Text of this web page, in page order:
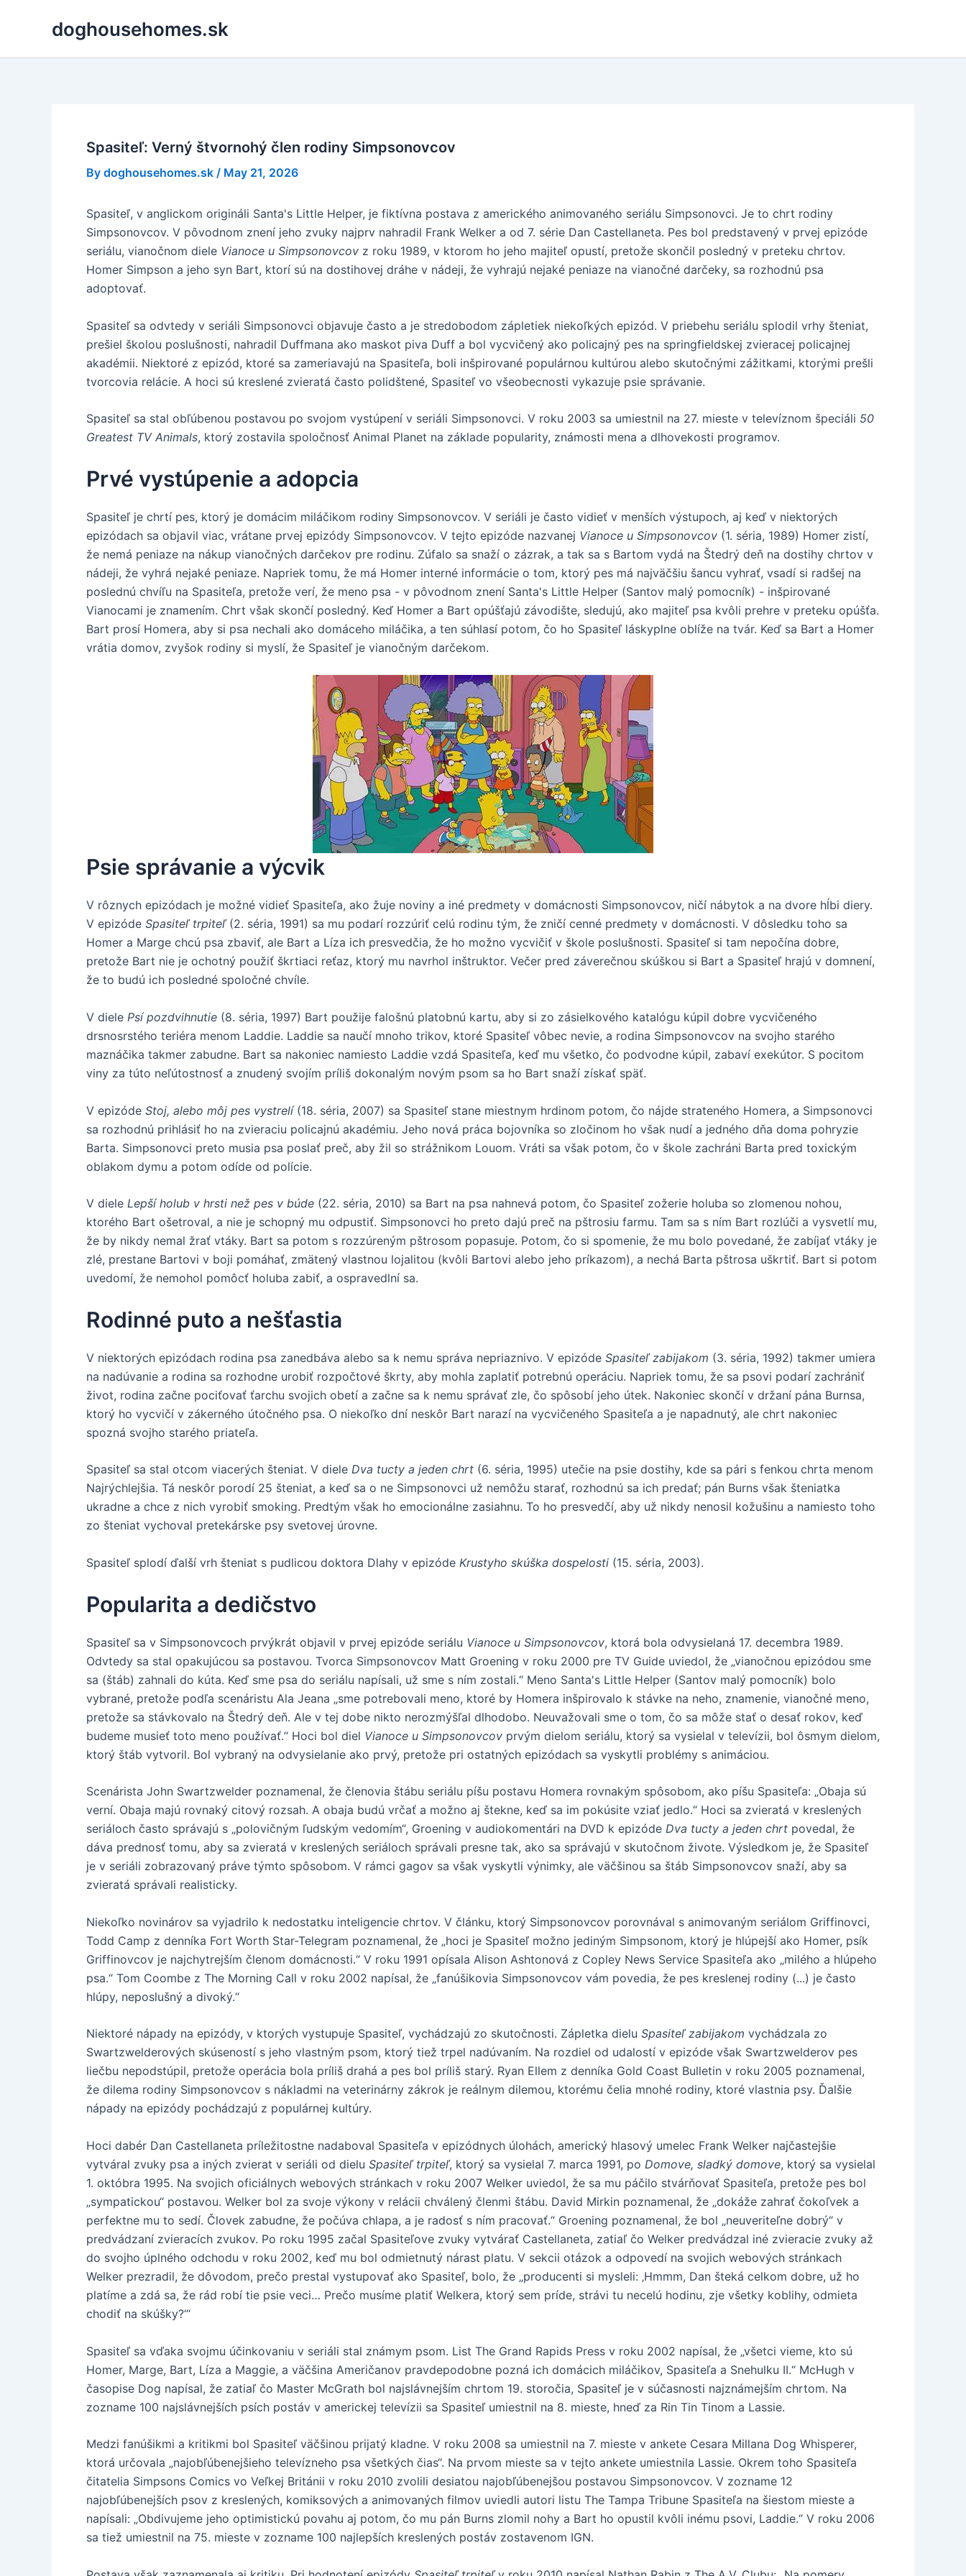
doghousehomes.sk
Spasiteľ: Verný štvornohý člen rodiny Simpsonovcov
By doghousehomes.sk / May 21, 2026
Spasiteľ, v anglickom origináli Santa's Little Helper, je fiktívna postava z amerického animovaného seriálu Simpsonovci. Je to chrt rodiny
Simpsonovcov. V pôvodnom znení jeho zvuky najprv nahradil Frank Welker a od 7. série Dan Castellaneta. Pes bol predstavený v prvej epizóde
seriálu, vianočnom diele Vianoce u Simpsonovcov z roku 1989, v ktorom ho jeho majiteľ opustí, pretože skončil posledný v preteku chrtov.
Homer Simpson a jeho syn Bart, ktorí sú na dostihovej dráhe v nádeji, že vyhrajú nejaké peniaze na vianočné darčeky, sa rozhodnú psa
adoptovať.
Spasiteľ sa odvtedy v seriáli Simpsonovci objavuje často a je stredobodom zápletiek niekoľkých epizód. V priebehu seriálu splodil vrhy šteniat,
prešiel školou poslušnosti, nahradil Duffmana ako maskot piva Duff a bol vycvičený ako policajný pes na springfieldskej zvieracej policajnej
akadémii. Niektoré z epizód, ktoré sa zameriavajú na Spasiteľa, boli inšpirované populárnou kultúrou alebo skutočnými zážitkami, ktorými prešli
tvorcovia relácie. A hoci sú kreslené zvieratá často polidštené, Spasiteľ vo všeobecnosti vykazuje psie správanie.
Spasiteľ sa stal obľúbenou postavou po svojom vystúpení v seriáli Simpsonovci. V roku 2003 sa umiestnil na 27. mieste v televíznom špeciáli 50
Greatest TV Animals, ktorý zostavila spoločnosť Animal Planet na základe popularity, známosti mena a dlhovekosti programov.
Prvé vystúpenie a adopcia
Spasiteľ je chrtí pes, ktorý je domácim miláčikom rodiny Simpsonovcov. V seriáli je často vidieť v menších výstupoch, aj keď v niektorých
epizódach sa objavil viac, vrátane prvej epizódy Simpsonovcov. V tejto epizóde nazvanej Vianoce u Simpsonovcov (1. séria, 1989) Homer zistí,
že nemá peniaze na nákup vianočných darčekov pre rodinu. Zúfalo sa snaží o zázrak, a tak sa s Bartom vydá na Štedrý deň na dostihy chrtov v
nádeji, že vyhrá nejaké peniaze. Napriek tomu, že má Homer interné informácie o tom, ktorý pes má najväčšiu šancu vyhrať, vsadí si radšej na
poslednú chvíľu na Spasiteľa, pretože verí, že meno psa - v pôvodnom znení Santa's Little Helper (Santov malý pomocník) - inšpirované
Vianocami je znamením. Chrt však skončí posledný. Keď Homer a Bart opúšťajú závodište, sledujú, ako majiteľ psa kvôli prehre v preteku opúšťa.
Bart prosí Homera, aby si psa nechali ako domáceho miláčika, a ten súhlasí potom, čo ho Spasiteľ láskyplne oblíže na tvár. Keď sa Bart a Homer
vrátia domov, zvyšok rodiny si myslí, že Spasiteľ je vianočným darčekom.
Psie správanie a výcvik
V rôznych epizódach je možné vidieť Spasiteľa, ako žuje noviny a iné predmety v domácnosti Simpsonovcov, ničí nábytok a na dvore hĺbi diery.
V epizóde Spasiteľ trpiteľ(2. séria, 1991) sa mu podarí rozzúriť celú rodinu tým, že zničí cenné predmety v domácnosti. V dôsledku toho sa
Homer a Marge chcú psa zbaviť, ale Bart a Líza ich presvedčia, že ho možno vycvičiť v škole poslušnosti. Spasiteľ si tam nepočína dobre,
pretože Bart nie je ochotný použiť škrtiaci reťaz, ktorý mu navrhol inštruktor. Večer pred záverečnou skúškou si Bart a Spasiteľ hrajú v domnení,
že to budú ich posledné spoločné chvíle.
V diele Psí pozdvihnutie (8. séria, 1997) Bart použije falošnú platobnú kartu, aby si zo zásielkového katalógu kúpil dobre vycvičeného
drsnosrstého teriéra menom Laddie. Laddie sa naučí mnoho trikov, ktoré Spasiteľ vôbec nevie, a rodina Simpsonovcov na svojho starého
maznáčika takmer zabudne. Bart sa nakoniec namiesto Laddie vzdá Spasiteľa, keď mu všetko, čo podvodne kúpil, zabaví exekútor. S pocitom
viny za túto neľútostnosť a znudený svojím príliš dokonalým novým psom sa ho Bart snaží získať späť.
V epizóde Stoj, alebo môj pes vystrelí(18. séria, 2007) sa Spasiteľ stane miestnym hrdinom potom, čo nájde strateného Homera, a Simpsonovci
sa rozhodnú prihlásiť ho na zvieraciu policajnú akadémiu. Jeho nová práca bojovníka so zločinom ho však nudí a jedného dňa doma pohryzie
Barta. Simpsonovci preto musia psa poslať preč, aby žil so strážnikom Louom. Vráti sa však potom, čo v škole zachráni Barta pred toxickým
oblakom dymu a potom odíde od polície.
V diele Lepší holub v hrsti než pes v búde (22. séria, 2010) sa Bart na psa nahnevá potom, čo Spasiteľ zožerie holuba so zlomenou nohou,
ktorého Bart ošetroval, a nie je schopný mu odpustiť. Simpsonovci ho preto dajú preč na pštrosiu farmu. Tam sa s ním Bart rozlúči a vysvetlí mu,
že by nikdy nemal žrať vtáky. Bart sa potom s rozzúreným pštrosom popasuje. Potom, čo si spomenie, že mu bolo povedané, že zabíjať vtáky je
zlé, prestane Bartovi v boji pomáhať, zmätený vlastnou lojalitou (kvôli Bartovi alebo jeho príkazom), a nechá Barta pštrosa uškrtiť. Bart si potom
uvedomí, že nemohol pomôcť holuba zabiť, a ospravedlní sa.
Rodinné puto a nešťastia
V niektorých epizódach rodina psa zanedbáva alebo sa k nemu správa nepriaznivo. V epizóde Spasiteľ zabijakom (3. séria, 1992) takmer umiera
na nadúvanie a rodina sa rozhodne urobiť rozpočtové škrty, aby mohla zaplatiť potrebnú operáciu. Napriek tomu, že sa psovi podarí zachrániť
život, rodina začne pociťovať ťarchu svojich obetí a začne sa k nemu správať zle, čo spôsobí jeho útek. Nakoniec skončí v držaní pána Burnsa,
ktorý ho vycvičí v zákerného útočného psa. O niekoľko dní neskôr Bart narazí na vycvičeného Spasiteľa a je napadnutý, ale chrt nakoniec
spozná svojho starého priateľa.
Spasiteľ sa stal otcom viacerých šteniat. V diele Dva tucty a jeden chrt (6. séria, 1995) utečie na psie dostihy, kde sa pári s fenkou chrta menom
Najrýchlejšia. Tá neskôr porodí 25 šteniat, a keď sa o ne Simpsonovci už nemôžu starať, rozhodnú sa ich predať; pán Burns však šteniatka
ukradne a chce z nich vyrobiť smoking. Predtým však ho emocionálne zasiahnu. To ho presvedčí, aby už nikdy nenosil kožušinu a namiesto toho
zo šteniat vychoval pretekárske psy svetovej úrovne.
Spasiteľ splodí ďalší vrh šteniat s pudlicou doktora Dlahy v epizóde Krustyho skúška dospelosti (15. séria, 2003).
Popularita a dedičstvo
Spasiteľ sa v Simpsonovcoch prvýkrát objavil v prvej epizóde seriálu Vianoce u Simpsonovcov, ktorá bola odvysielaná 17. decembra 1989.
Odvtedy sa stal opakujúcou sa postavou. Tvorca Simpsonovcov Matt Groening v roku 2000 pre TV Guide uviedol, že „vianočnou epizódou sme
sa (štáb) zahnali do kúta. Keď sme psa do seriálu napísali, už sme s ním zostali.“ Meno Santa's Little Helper (Santov malý pomocník) bolo
vybrané, pretože podľa scenáristu Ala Jeana „sme potrebovali meno, ktoré by Homera inšpirovalo k stávke na neho, znamenie, vianočné meno,
pretože sa stávkovalo na Štedrý deň. Ale v tej dobe nikto nerozmýšľal dlhodobo. Neuvažovali sme o tom, čo sa môže stať o desať rokov, keď
budeme musieť toto meno používať.“ Hoci bol diel Vianoce u Simpsonovcov prvým dielom seriálu, ktorý sa vysielal v televízii, bol ôsmym dielom,
ktorý štáb vytvoril. Bol vybraný na odvysielanie ako prvý, pretože pri ostatných epizódach sa vyskytli problémy s animáciou.
Scenárista John Swartzwelder poznamenal, že členovia štábu seriálu píšu postavu Homera rovnakým spôsobom, ako píšu Spasiteľa: „Obaja sú
verní. Obaja majú rovnaký citový rozsah. A obaja budú vrčať a možno aj štekne, keď sa im pokúsite vziať jedlo.“ Hoci sa zvieratá v kreslených
seriáloch často správajú s „polovičným ľudským vedomím“, Groening v audiokomentári na DVD k epizóde Dva tucty a jeden chrt povedal, že
dáva prednosť tomu, aby sa zvieratá v kreslených seriáloch správali presne tak, ako sa správajú v skutočnom živote. Výsledkom je, že Spasiteľ
je v seriáli zobrazovaný práve týmto spôsobom. V rámci gagov sa však vyskytli výnimky, ale väčšinou sa štáb Simpsonovcov snaží, aby sa
zvieratá správali realisticky.
Niekoľko novinárov sa vyjadrilo k nedostatku inteligencie chrtov. V článku, ktorý Simpsonovcov porovnával s animovaným seriálom Griffinovci,
Todd Camp z denníka Fort Worth Star-Telegram poznamenal, že „hoci je Spasiteľ možno jediným Simpsonom, ktorý je hlúpejší ako Homer, psík
Griffinovcov je najchytrejším členom domácnosti.“ V roku 1991 opísala Alison Ashtonová z Copley News Service Spasiteľa ako „milého a hlúpeho
psa.“ Tom Coombe z The Morning Call v roku 2002 napísal, že „fanúšikovia Simpsonovcov vám povedia, že pes kreslenej rodiny (...) je často
hlúpy, neposlušný a divoký.“
Niektoré nápady na epizódy, v ktorých vystupuje Spasiteľ, vychádzajú zo skutočnosti. Zápletka dielu Spasiteľ zabijakom vychádzala zo
Swartzwelderových skúseností s jeho vlastným psom, ktorý tiež trpel nadúvaním. Na rozdiel od udalostí v epizóde však Swartzwelderov pes
liečbu nepodstúpil, pretože operácia bola príliš drahá a pes bol príliš starý. Ryan Ellem z denníka Gold Coast Bulletin v roku 2005 poznamenal,
že dilema rodiny Simpsonovcov s nákladmi na veterinárny zákrok je reálnym dilemou, ktorému čelia mnohé rodiny, ktoré vlastnia psy. Ďalšie
nápady na epizódy pochádzajú z populárnej kultúry.
Hoci dabér Dan Castellaneta príležitostne nadaboval Spasiteľa v epizódnych úlohách, americký hlasový umelec Frank Welker najčastejšie
vytváral zvuky psa a iných zvierat v seriáli od dielu Spasiteľ trpiteľ, ktorý sa vysielal 7. marca 1991, po Domove, sladký domove, ktorý sa vysielal
1. októbra 1995. Na svojich oficiálnych webových stránkach v roku 2007 Welker uviedol, že sa mu páčilo stvárňovať Spasiteľa, pretože pes bol
„sympatickou“ postavou. Welker bol za svoje výkony v relácii chválený členmi štábu. David Mirkin poznamenal, že „dokáže zahrať čokoľvek a
perfektne mu to sedí. Človek zabudne, že počúva chlapa, a je radosť s ním pracovať.“ Groening poznamenal, že bol „neuveriteľne dobrý“ v
predvádzaní zvieracích zvukov. Po roku 1995 začal Spasiteľove zvuky vytvárať Castellaneta, zatiaľ čo Welker predvádzal iné zvieracie zvuky až
do svojho úplného odchodu v roku 2002, keď mu bol odmietnutý nárast platu. V sekcii otázok a odpovedí na svojich webových stránkach
Welker prezradil, že dôvodom, prečo prestal vystupovať ako Spasiteľ, bolo, že „producenti si mysleli: ‚Hmmm, Dan šteká celkom dobre, už ho
platíme a zdá sa, že rád robí tie psie veci… Prečo musíme platiť Welkera, ktorý sem príde, strávi tu necelú hodinu, zje všetky koblihy, odmieta
chodiť na skúšky?‘“
Spasiteľ sa vďaka svojmu účinkovaniu v seriáli stal známym psom. List The Grand Rapids Press v roku 2002 napísal, že „všetci vieme, kto sú
Homer, Marge, Bart, Líza a Maggie, a väčšina Američanov pravdepodobne pozná ich domácich miláčikov, Spasiteľa a Snehulku II.“ McHugh v
časopise Dog napísal, že zatiaľ čo Master McGrath bol najslávnejším chrtom 19. storočia, Spasiteľ je v súčasnosti najznámejším chrtom. Na
zozname 100 najslávnejších psích postáv v americkej televízii sa Spasiteľ umiestnil na 8. mieste, hneď za Rin Tin Tinom a Lassie.
Medzi fanúšikmi a kritikmi bol Spasiteľ väčšinou prijatý kladne. V roku 2008 sa umiestnil na 7. mieste v ankete Cesara Millana Dog Whisperer,
ktorá určovala „najobľúbenejšieho televízneho psa všetkých čias“. Na prvom mieste sa v tejto ankete umiestnila Lassie. Okrem toho Spasiteľa
čitatelia Simpsons Comics vo Veľkej Británii v roku 2010 zvolili desiatou najobľúbenejšou postavou Simpsonovcov. V zozname 12
najobľúbenejších psov z kreslených, komiksových a animovaných filmov uviedli autori listu The Tampa Tribune Spasiteľa na šiestom mieste a
napísali: „Obdivujeme jeho optimistickú povahu aj potom, čo mu pán Burns zlomil nohy a Bart ho opustil kvôli inému psovi, Laddie.“ V roku 2006
sa tiež umiestnil na 75. mieste v zozname 100 najlepších kreslených postáv zostavenom IGN.